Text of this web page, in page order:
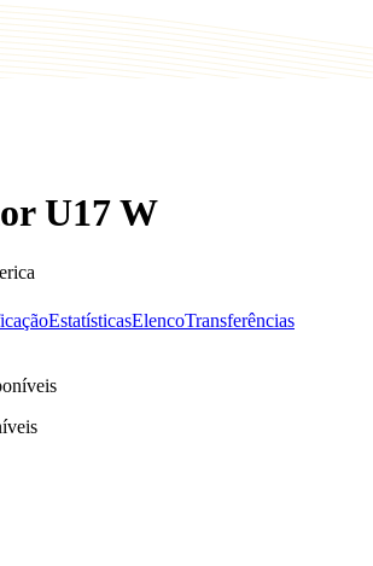
U17 W
EstatísticasElencoTransferências